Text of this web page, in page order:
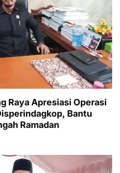
Raya Apresiasi Operasi
Bantu
Ramadan